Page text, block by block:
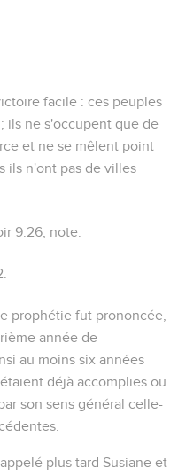
facile : ces peuples
ils ne s'occupent que de
et ne se mêlent point
ils n'ont pas de villes
9.26 , note.
prophétie fut prononcée,
année de
au moins six années
déjà accomplies ou
son sens général celle-
plus tard Susiane et